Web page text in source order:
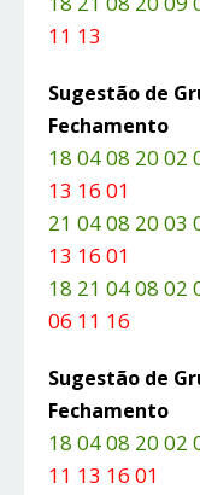
11 13
Sugestão de
Fechamento
18 04 08 20 02
13 16 01
21 04 08 20 03
13 16 01
18 21 04 08 02
06 11 16
Sugestão de
Fechamento
18 04 08 20 02
11 13 16 01